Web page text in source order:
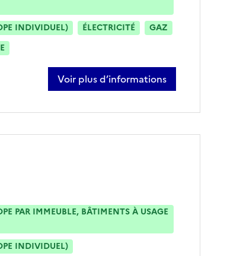
INDIVIDUEL)
ÉLECTRICITÉ
GAZ
Voir plus d’informations
sur joffrey bailly
PAR IMMEUBLE, BÂTIMENTS À USAGE
INDIVIDUEL)